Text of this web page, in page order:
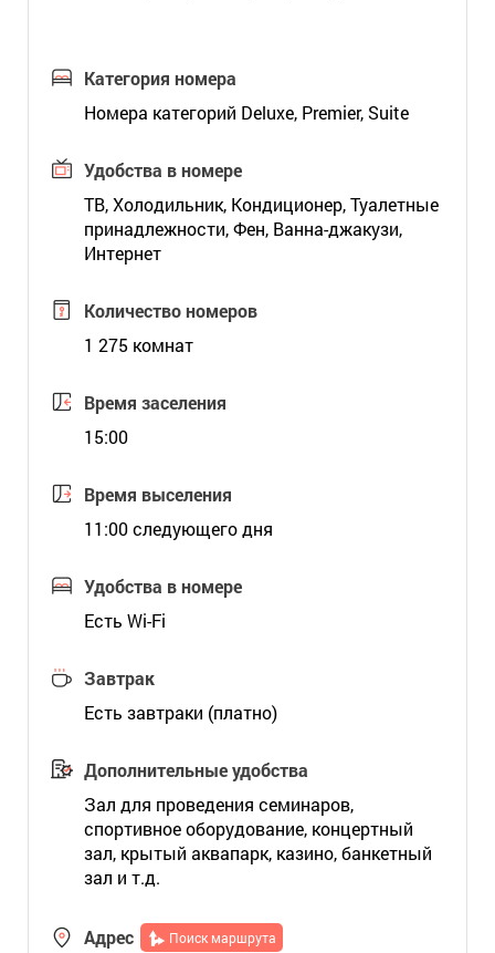
Категория номера
Номера категорий Deluxe, Premier, Suite
Удобства в номере
ТВ, Холодильник, Кондиционер, Туалетные
принадлежности, Фен, Ванна-джакузи,
Интернет
Количество номеров
1 275 комнат
Время заселения
15:00
Время выселения
11:00 следующего дня
Удобства в номере
Есть Wi-Fi
Завтрак
Есть завтраки (платно)
Дополнительные удобства
Зал для проведения семинаров,
спортивное оборудование, концертный
зал, крытый аквапарк, казино, банкетный
зал и т.д.
Адрес Поиск маршрута